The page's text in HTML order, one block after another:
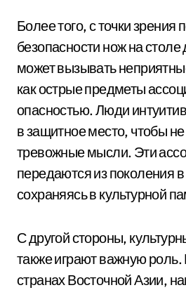
Более того, с точки зрения
безопасности нож на столе
может вызывать
как острые предметы
опасностью. Люди
в защитное место, чтобы
тревожные мысли. Эти
передаются из поколения
сохраняясь в культурной
С другой стороны,
также играют важную роль.
странах Восточной Азии,